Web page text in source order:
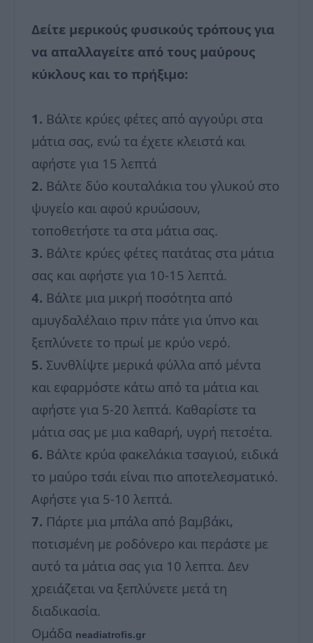
Δείτε μερικούς φυσικούς τρόπους για
να απαλλαγείτε από τους μαύρους
κύκλους και το πρήξιμο:
1. Βάλτε κρύες φέτες από αγγούρι στα
μάτια σας, ενώ τα έχετε κλειστά και
αφήστε για 15 λεπτά
2. Βάλτε δύο κουταλάκια του γλυκού στο
ψυγείο και αφού κρυώσουν,
τοποθετήστε τα στα μάτια σας.
3. Βάλτε κρύες φέτες πατάτας στα μάτια
σας και αφήστε για 10-15 λεπτά.
4. Βάλτε μια μικρή ποσότητα από
αμυγδαλέλαιο πριν πάτε για ύπνο και
ξεπλύνετε το πρωί με κρύο νερό.
5. Συνθλίψτε μερικά φύλλα από μέντα
και εφαρμόστε κάτω από τα μάτια και
αφήστε για 5-20 λεπτά. Καθαρίστε τα
μάτια σας με μια καθαρή, υγρή πετσέτα.
6. Βάλτε κρύα φακελάκια τσαγιού, ειδικά
το μαύρο τσάι είναι πιο αποτελεσματικό.
Αφήστε για 5-10 λεπτά.
7. Πάρτε μια μπάλα από βαμβάκι,
ποτισμένη με ροδόνερο και περάστε με
αυτό τα μάτια σας για 10 λεπτα. Δεν
χρειάζεται να ξεπλύνετε μετά τη
διαδικασία.
Ομάδα neadiatrofis.gr